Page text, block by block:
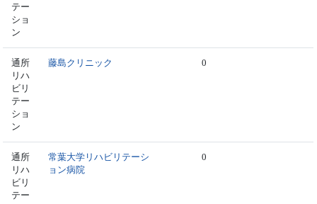
テー
ショ
ン
通所
リハ
ビリ
テー
ショ
ン
藤島クリニック 0
通所
リハ
ビリ
テー
常葉大学リハビリテーシ
ョン病院
0